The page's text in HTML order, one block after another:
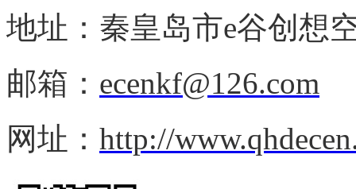
地址：秦皇岛市e谷创想
邮箱： ecenkf@126.com
网址： http://